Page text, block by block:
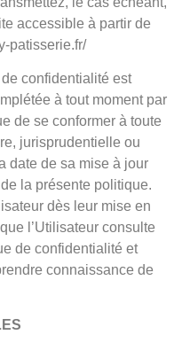
accessible à partir de
patisserie.fr/
confidentialité est
à tout moment par
de se conformer à toute
jurisprudentielle ou
date de sa mise à jour
la présente politique.
dès leur mise en
l’Utilisateur consulte
de confidentialité et
connaissance de